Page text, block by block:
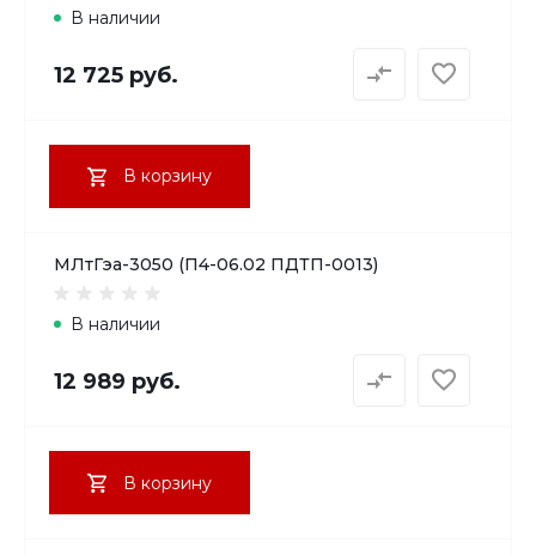
В наличии
12 725 руб.
В корзину
МЛтГэа-3050 (П4-06.02 ПДТП-0013)
В наличии
12 989 руб.
В корзину